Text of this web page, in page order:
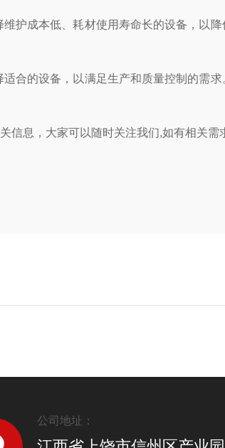
护成本低、耗材使用寿命长的设备，以降
合的设备，以满足生产和质量控制的需求
息，大家可以随时关注我们,如有相关需
公司地址：